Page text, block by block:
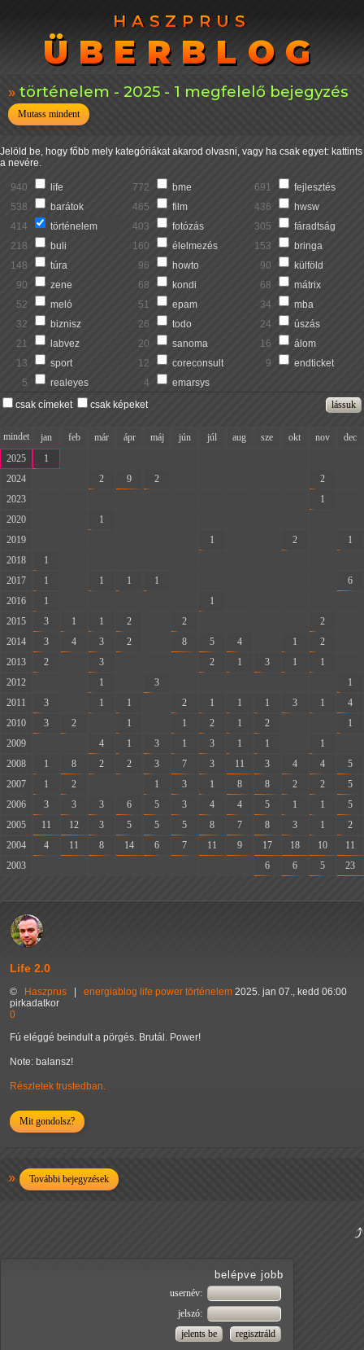
HASZPRUS
ÜBERBLOG
HASZPRUS
ÜBERBLOG
történelem - 2025 - 1 megfelelő bejegyzés
Mutass mindent
Jelöld be, hogy főbb mely kategóriákat akarod olvasni, vagy ha csak egyet: kattints
a nevére.
940 life 772 bme 691
fejlesztés
538
barátok 465 film 436
hwsw
414
történelem 403 fotózás 305
fáradtság
218
buli 160 élelmezés 153
bringa
148
túra 96 howto 90
külföld
90
zene 68 kondi 68
mátrix
52
meló 51 epam 34
mba
32
biznisz 26 todo 24
úszás
21
labvez 20 sanoma 16
álom
13
sport 12 coreconsult 9
endticket
5
realeyes 4
emarsys
csak címeket
csak képeket
mindet jan feb már ápr máj jún júl aug sze okt nov
dec
2025
1
2024
2 9 2 2
2023
1
2020
1
2019
1 2
1
2018
1
2017
1 1 1 1
6
2016
1 1
2015
3 1 1 2 2 2
2014
3 4 3 2 8 5 4 1 2
2013
2 3 2 1 3 1 1
2012
1 3
1
2011
3 1 1 2 1 1 1 3 1
4
2010
3 2 1 1 2 1 2
1
2009
4 1 3 1 3 1 1 1
2008
1 8 2 2 3 7 3 11 3 4 4
5
2007
1 2 1 3 1 8 8 2 2
5
2006
3 3 3 6 5 3 4 4 5 1 1
5
2005
11 12 3 5 5 5 8 7 8 3 1
2
2004
4 11 8 14 6 7 11 9 17 18 10
11
2003
6 6 5 23
Life 2.0
© Haszprus energiablog life power történelem 2025. jan 07., kedd 06:00
pirkadatkor
0
Fú eléggé beindult a pörgés. Brutál. Power!
Note: balansz!
Részletek trustedban.
Mit gondolsz?
További bejegyzések
belépve jobb
usernév:
jelszó: